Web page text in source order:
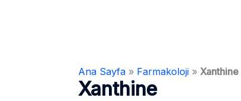
Ana Sayfa » Farmakoloji » Xanthine
Xanthine